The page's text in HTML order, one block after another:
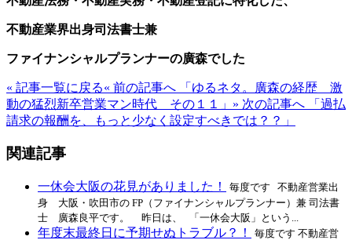
不動産業界出身司法書士兼
ファイナンシャルプランナーの廣森でした
« 記事一覧に戻る« 前の記事へ 「ゆるネタ。廣森の経歴 激
動の猛烈新卒営業マン時代 その１１」 » 次の記事へ 「過払
請求の報酬を、もっと少なく設定すべきでは？？」
関連記事
一休会大阪の花見がありました！
毎度です 不動産営業出
身 大阪・吹田市の FP（ファイナンシャルプランナー）兼 司法書
士 廣森良平です。 昨日は、 「一休会大阪」という...
年度末最終日に予期せぬトラブル？！ 毎度です 不動産営